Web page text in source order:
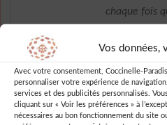
Vos données,
Avec votre consentement, Coccinelle-
personnaliser votre expérience de
services et des publicités personnalisés.
cliquant sur « Voir les préférences » à
nécessaires au bon fonctionnement du site
chaque fois
belle pièce !
Note4
Fania